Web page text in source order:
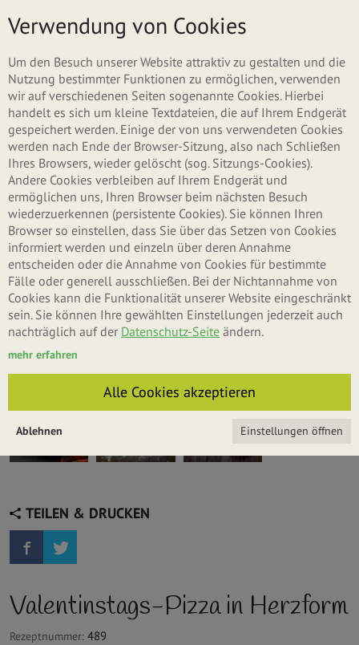
Menü
TEILEN & DRUCKEN
Valentinstags-Pizza in Herzform
Rezeptnummer: 489
Verwendung von Cookies
Um den Besuch unserer Website attraktiv zu gestalten und die
Nutzung bestimmter Funktionen zu ermöglichen, verwenden
wir auf verschiedenen Seiten sogenannte Cookies. Hierbei
handelt es sich um kleine Textdateien, die auf Ihrem Endgerät
gespeichert werden. Einige der von uns verwendeten Cookies
werden nach Ende der Browser-Sitzung, also nach Schließen
Ihres Browsers, wieder gelöscht (sog. Sitzungs-Cookies).
Andere Cookies verbleiben auf Ihrem Endgerät und
ermöglichen uns, Ihren Browser beim nächsten Besuch
wiederzuerkennen (persistente Cookies). Sie können Ihren
Browser so einstellen, dass Sie über das Setzen von Cookies
informiert werden und einzeln über deren Annahme
entscheiden oder die Annahme von Cookies für bestimmte
Fälle oder generell ausschließen. Bei der Nichtannahme von
Cookies kann die Funktionalität unserer Website eingeschränkt
sein. Sie können Ihre gewählten Einstellungen jederzeit auch
nachträglich auf der Datenschutz-Seite ändern.
mehr erfahren
Alle Cookies akzeptieren
Einstellungen öffnen
Ablehnen